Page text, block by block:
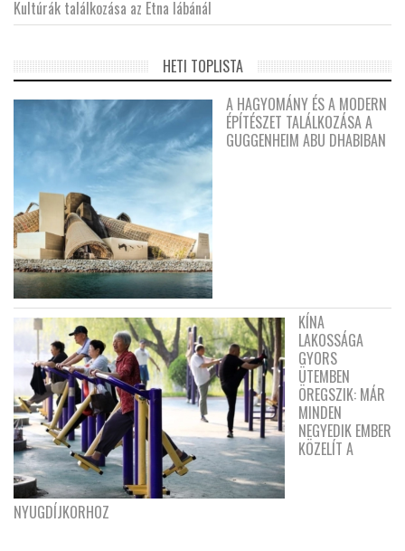
Kultúrák találkozása az Etna lábánál
HETI TOPLISTA
A HAGYOMÁNY ÉS A MODERN
ÉPÍTÉSZET TALÁLKOZÁSA A
GUGGENHEIM ABU DHABIBAN
KÍNA
LAKOSSÁGA
GYORS
ÜTEMBEN
ÖREGSZIK: MÁR
MINDEN
NEGYEDIK EMBER
KÖZELÍT A
NYUGDÍJKORHOZ